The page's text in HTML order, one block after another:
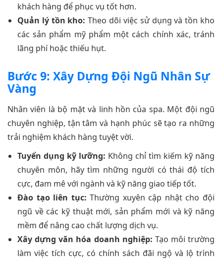
khách hàng để phục vụ tốt hơn.
Quản lý tồn kho: Theo dõi việc sử dụng và tồn kho
các sản phẩm mỹ phẩm một cách chính xác, tránh
lãng phí hoặc thiếu hụt.
Bước 9: Xây Dựng Đội Ngũ Nhân Sự
Vàng
Nhân viên là bộ mặt và linh hồn của spa. Một đội ngũ
chuyên nghiệp, tận tâm và hạnh phúc sẽ tạo ra những
trải nghiệm khách hàng tuyệt vời.
Tuyển dụng kỹ lưỡng: Không chỉ tìm kiếm kỹ năng
chuyên môn, hãy tìm những người có thái độ tích
cực, đam mê với ngành và kỹ năng giao tiếp tốt.
Đào tạo liên tục: Thường xuyên cập nhật cho đội
ngũ về các kỹ thuật mới, sản phẩm mới và kỹ năng
mềm để nâng cao chất lượng dịch vụ.
Xây dựng văn hóa doanh nghiệp: Tạo môi trường
làm việc tích cực, có chính sách đãi ngộ và lộ trình